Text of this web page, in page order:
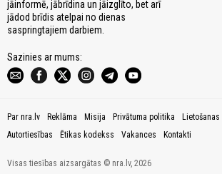
jāinformē, jābrīdina un jāizglīto, bet arī
jādod brīdis atelpai no dienas
saspringtajiem darbiem.
Sazinies ar mums:
Par nra.lv Reklāma Misija Privātuma politika
Autortiesības
Ētikas kodekss Vakances Kontakti
Visas tiesības aizsargātas © nra.lv, 2026